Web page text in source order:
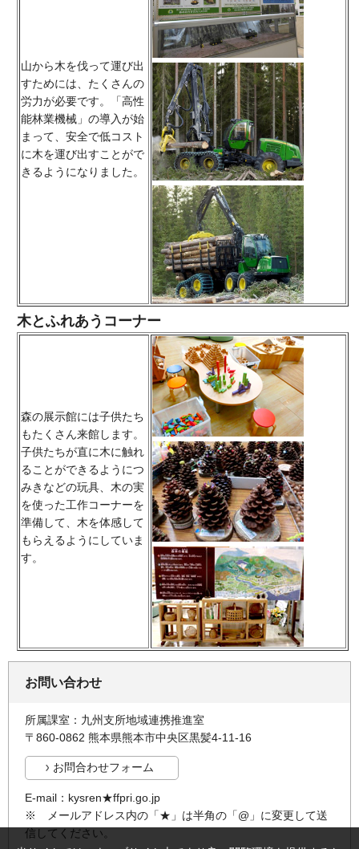
山から木を伐って運び出
すためには、たくさんの
労力が必要です。「高性
能林業機械」の導入が始
まって、安全で低コスト
に木を運び出すことがで
きるようになりました。
木とふれあうコーナー
森の展示館には子供たち
もたくさん来館します。
子供たちが直に木に触れ
ることができるようにつ
みきなどの玩具、木の実
を使った工作コーナーを
準備して、木を体感して
もらえるようにしていま
す。
お問い合わせ
所属課室：九州支所地域連携推進室
〒860-0862 熊本県熊本市中央区黒髪4-11-16
E-mail：kysren★ffpri.go.jp
※ メールアドレス内の「★」は半角の「@」に変更して送
信してください。